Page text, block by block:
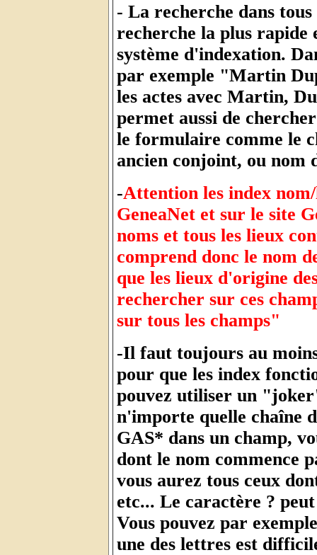
- La recherche dans
recherche la plus rapide
système d'indexation.
par exemple "Martin
les actes avec Martin,
permet aussi de
le formulaire comme le
ancien conjoint, ou nom
-Attention les index
GeneaNet et sur le site
noms et tous les lieux
comprend donc le nom
que les lieux d'origine
rechercher sur ces
sur tous les champs"
-Il faut toujours au
pour que les index
pouvez utiliser un
n'importe quelle chaîne
GAS* dans un champ,
dont le nom commence
vous aurez tous ceux
etc... Le caractère ?
Vous pouvez par
une des lettres est